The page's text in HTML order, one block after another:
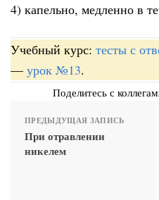
4) капельно, медленно в
Учебный курс: тесты с
— урок №13.
Поделитесь с
ПРЕДЫДУЩАЯ ЗАПИСЬ
При отравлении
никелем